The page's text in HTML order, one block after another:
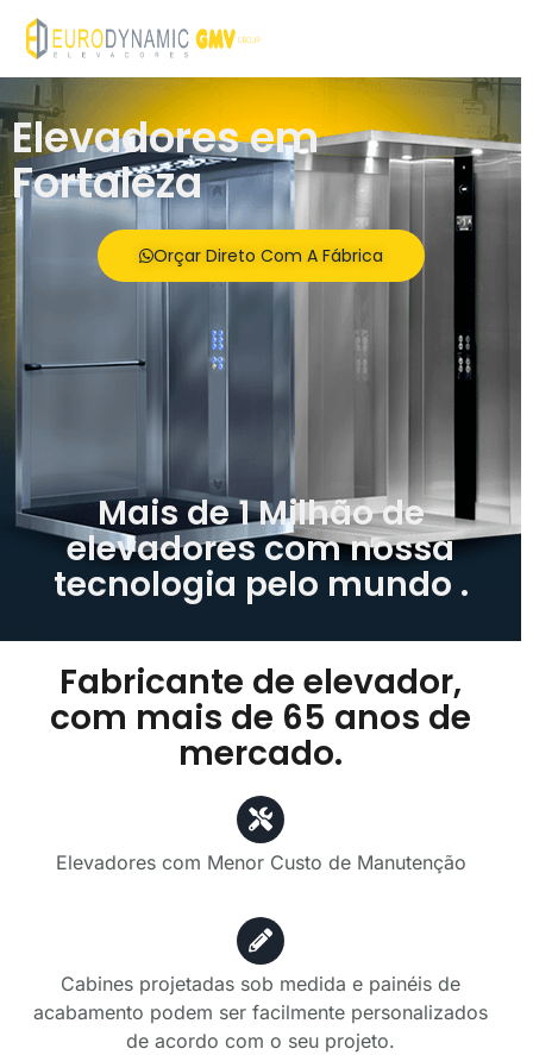
Elevadores em
Fortaleza
Orçar Direto Com A Fábrica
Mais de 1 Milhão de
elevadores com nossa
tecnologia pelo mundo .
Fabricante de elevador,
com mais de 65 anos de
mercado.
Elevadores com Menor Custo de Manutenção
Cabines projetadas sob medida e painéis de
acabamento podem ser facilmente personalizados
de acordo com o seu projeto.